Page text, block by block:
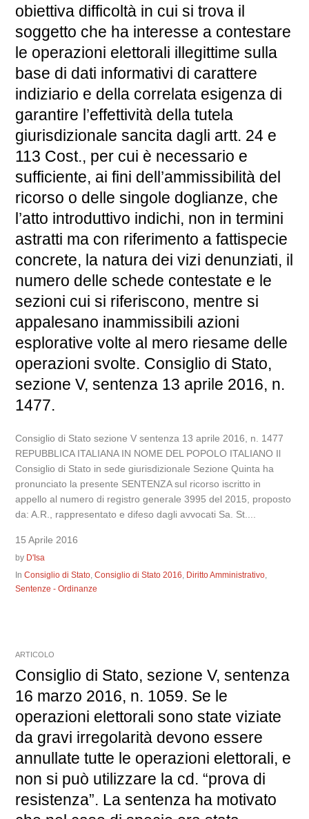
obiettiva difficoltà in cui si trova il
soggetto che ha interesse a contestare
le operazioni elettorali illegittime sulla
base di dati informativi di carattere
indiziario e della correlata esigenza di
garantire l’effettività della tutela
giurisdizionale sancita dagli artt. 24 e
113 Cost., per cui è necessario e
sufficiente, ai fini dell’ammissibilità del
ricorso o delle singole doglianze, che
l’atto introduttivo indichi, non in termini
astratti ma con riferimento a fattispecie
concrete, la natura dei vizi denunziati, il
numero delle schede contestate e le
sezioni cui si riferiscono, mentre si
appalesano inammissibili azioni
esplorative volte al mero riesame delle
operazioni svolte. Consiglio di Stato,
sezione V, sentenza 13 aprile 2016, n.
1477.
Consiglio di Stato sezione V sentenza 13 aprile 2016, n. 1477
REPUBBLICA ITALIANA IN NOME DEL POPOLO ITALIANO Il
Consiglio di Stato in sede giurisdizionale Sezione Quinta ha
pronunciato la presente SENTENZA sul ricorso iscritto in
appello al numero di registro generale 3995 del 2015, proposto
da: A.R., rappresentato e difeso dagli avvocati Sa. St....
15 Aprile 2016
by D'Isa
InConsiglio di Stato ,Consiglio di Stato 2016 Diritto Amministrativo
Sentenze - Ordinanze
ARTICOLO
Consiglio di Stato, sezione V, sentenza
16 marzo 2016, n. 1059. Se le
operazioni elettorali sono state viziate
da gravi irregolarità devono essere
annullate tutte le operazioni elettorali, e
non si può utilizzare la cd. “prova di
resistenza”. La sentenza ha motivato